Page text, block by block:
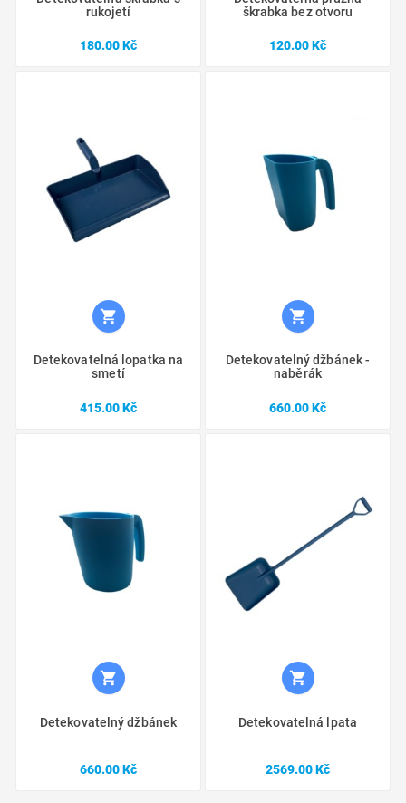
rukojetí
180.00 KčCena
škrabka bez otvoru
120.00 KčCena

Detekovatelná lopatka na
smetí
415.00 KčCena

Detekovatelný džbánek -
naběrák
660.00 KčCena

Detekovatelný džbánek
660.00 KčCena

Detekovatelná lpata
2569.00 KčCena